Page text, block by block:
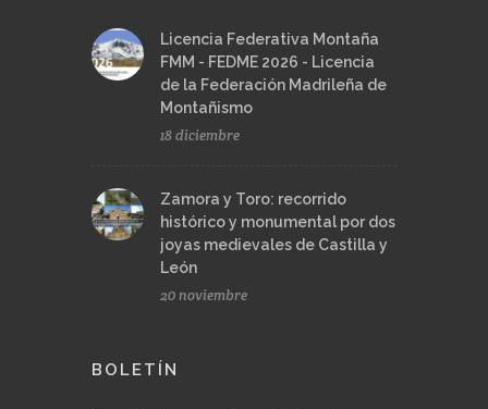
Licencia Federativa Montaña
FMM - FEDME 2026 - Licencia
de la Federación Madrileña de
Montañismo
18 diciembre
Zamora y Toro: recorrido
histórico y monumental por dos
joyas medievales de Castilla y
León
20 noviembre
BOLETÍN